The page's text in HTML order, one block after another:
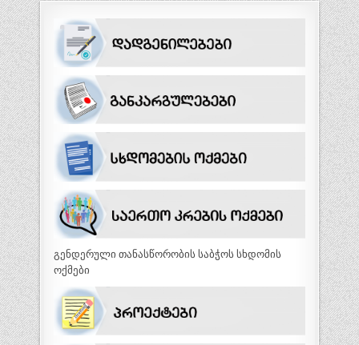
გენდერული თანასწორობის საბჭოს სხდომის
ოქმები